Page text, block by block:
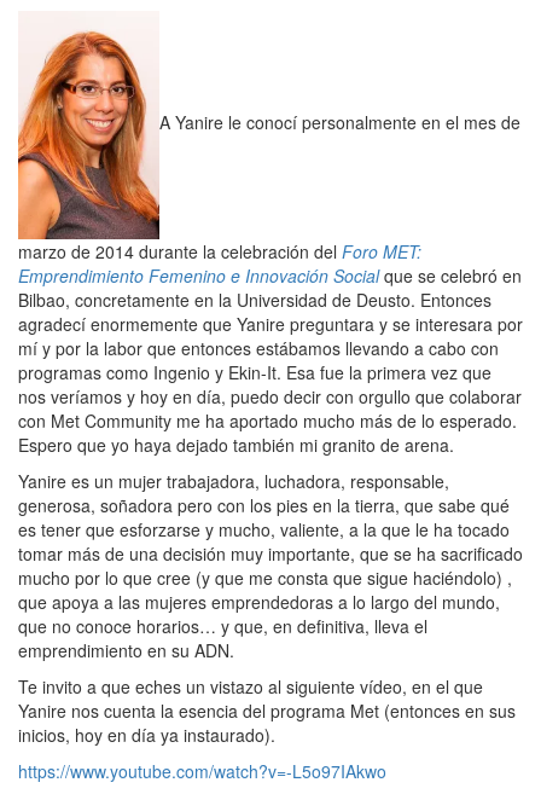
A Yanire le conocí personalmente en el mes de
marzo de 2014 durante la celebración del Foro MET:
Emprendimiento Femenino e Innovación Socialque se celebró en
Bilbao, concretamente en la Universidad de Deusto. Entonces
agradecí enormemente que Yanire preguntara y se interesara por
mí y por la labor que entonces estábamos llevando a cabo con
programas como Ingenio y Ekin-It. Esa fue la primera vez que
nos veríamos y hoy en día, puedo decir con orgullo que colaborar
con Met Community me ha aportado mucho más de lo esperado.
Espero que yo haya dejado también mi granito de arena.
Yanire es un mujer trabajadora, luchadora, responsable,
generosa, soñadora pero con los pies en la tierra, que sabe qué
es tener que esforzarse y mucho, valiente, a la que le ha tocado
tomar más de una decisión muy importante, que se ha sacrificado
mucho por lo que cree (y que me consta que sigue haciéndolo) ,
que apoya a las mujeres emprendedoras a lo largo del mundo,
que no conoce horarios… y que, en definitiva, lleva el
emprendimiento en su ADN.
Te invito a que eches un vistazo al siguiente vídeo, en el que
Yanire nos cuenta la esencia del programa Met (entonces en sus
inicios, hoy en día ya instaurado).
https://www.youtube.com/watch?v=-L5o97IAkwo